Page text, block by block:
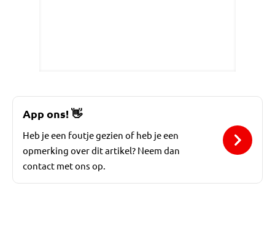
App ons!👋
Heb je een foutje gezien of heb je een
opmerking over dit artikel? Neem dan
contact met ons op.